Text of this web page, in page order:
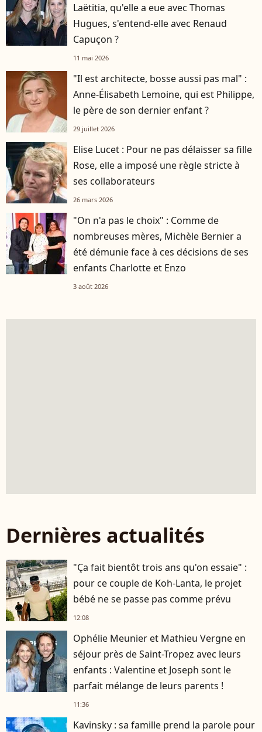
Laëtitia, qu'elle a eue avec Thomas
Hugues, s'entend-elle avec Renaud
Capuçon ?
11 mai 2026
"Il est architecte, bosse aussi pas mal" :
Anne-Élisabeth Lemoine, qui est Philippe,
le père de son dernier enfant ?
29 juillet 2026
Elise Lucet : Pour ne pas délaisser sa fille
Rose, elle a imposé une règle stricte à
ses collaborateurs
26 mars 2026
"On n'a pas le choix" : Comme de
nombreuses mères, Michèle Bernier a
été démunie face à ces décisions de ses
enfants Charlotte et Enzo
3 août 2026
Dernières actualités
"Ça fait bientôt trois ans qu'on essaie" :
pour ce couple de Koh-Lanta, le projet
bébé ne se passe pas comme prévu
12:08
Ophélie Meunier et Mathieu Vergne en
séjour près de Saint-Tropez avec leurs
enfants : Valentine et Joseph sont le
parfait mélange de leurs parents !
11:36
Kavinsky : sa famille prend la parole pour